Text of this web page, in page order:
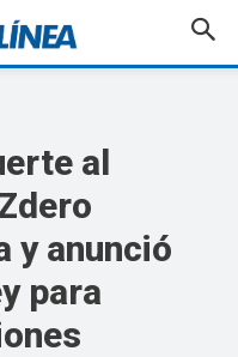
al
y anunció
para